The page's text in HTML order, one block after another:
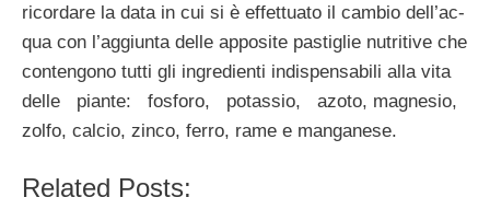
ricordare la data in cui si è effettuato il cambio dell’ac­
qua con l’aggiunta delle apposite pastiglie nutritive che
conten­gono tutti gli ingredienti indispensabili alla vita
delle piante: fosforo, potassio, azoto, magnesio,
zolfo, calcio, zinco, ferro, rame e manganese.
Related Posts: